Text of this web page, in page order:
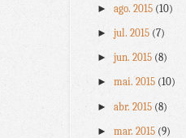
► ago. 2015 (10)
► jul. 2015 (7)
► jun. 2015 (8)
► mai. 2015 (10)
► abr. 2015 (8)
► mar. 2015 (9)